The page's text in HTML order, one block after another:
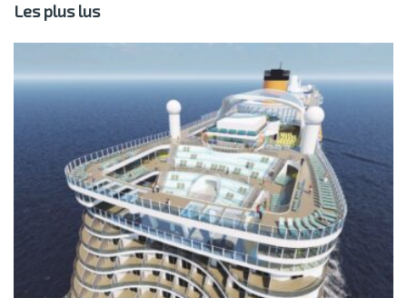
Les plus lus